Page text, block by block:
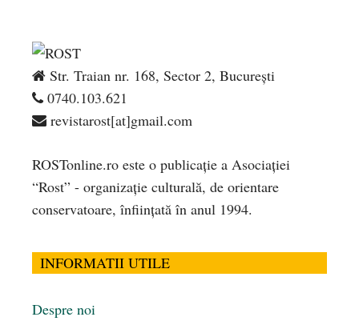
Str. Traian nr. 168, Sector 2, București
0740.103.621
revistarost[at]gmail.com
ROSTonline.ro este o publicaţie a Asociaţiei
“Rost” - organizaţie culturală, de orientare
conservatoare, înfiinţată în anul 1994.
INFORMATII UTILE
Despre noi